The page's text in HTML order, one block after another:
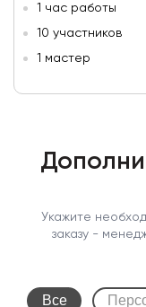
1 час работы
10 участников
1 мастер
Укажите
заказу -
Все